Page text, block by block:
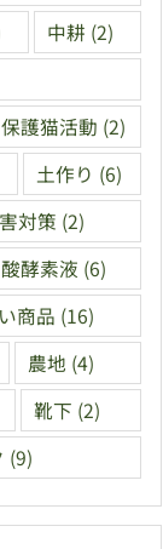
中耕 (2)
保護猫活動 (2)
土作り (6)
対策 (2)
酵素液 (6)
商品 (16)
農地 (4)
靴下 (2)
(9)